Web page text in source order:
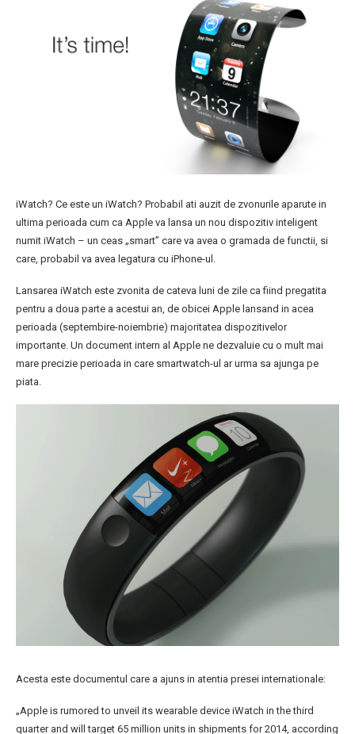
iWatch? Ce este un iWatch? Probabil ati auzit de zvonurile aparute in
ultima perioada cum ca Apple va lansa un nou dispozitiv inteligent
numit iWatch – un ceas „smart” care va avea o gramada de functii, si
care, probabil va avea legatura cu iPhone-ul.
Lansarea iWatch este zvonita de cateva luni de zile ca fiind pregatita
pentru a doua parte a acestui an, de obicei Apple lansand in acea
perioada (septembire-noiembrie) majoritatea dispozitivelor
importante. Un document intern al Apple ne dezvaluie cu o mult mai
mare precizie perioada in care smartwatch-ul ar urma sa ajunga pe
piata.
Acesta este documentul care a ajuns in atentia presei internationale:
„Apple is rumored to unveil its wearable device iWatch in the third
quarter and will target 65 million units in shipments for 2014, according